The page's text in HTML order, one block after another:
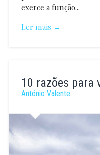
exerce a função...
Ler mais →
Carreira
10 razões para
António Valente